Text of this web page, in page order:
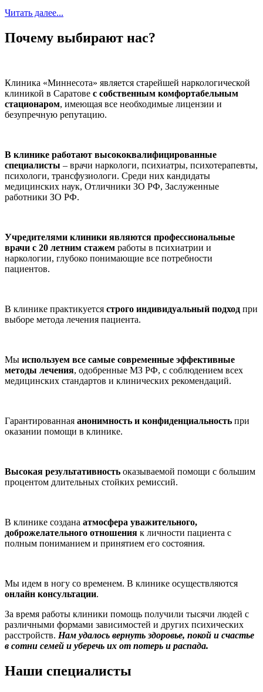
Читать далее...
Почему выбирают нас?
Клиника «Миннесота» является старейшей наркологической
клиникой в Саратове с собственным комфортабельным
стационаром, имеющая все необходимые лицензии и
безупречную репутацию.
В клинике работают высококвалифицированные
специалисты – врачи наркологи, психиатры, психотерапевты,
психологи, трансфузиологи. Среди них кандидаты
медицинских наук, Отличники ЗО РФ, Заслуженные
работники ЗО РФ.
Учредителями клиники являются профессиональные
врачи с 20 летним стажем работы в психиатрии и
наркологии, глубоко понимающие все потребности
пациентов.
В клинике практикуется строго индивидуальный подход при
выборе метода лечения пациента.
Мы используем все самые современные эффективные
методы лечения, одобренные МЗ РФ, с соблюдением всех
медицинских стандартов и клинических рекомендаций.
Гарантированная анонимность и конфиденциальность при
оказании помощи в клинике.
Высокая результативность оказываемой помощи с большим
процентом длительных стойких ремиссий.
В клинике создана атмосфера уважительного,
доброжелательного отношения к личности пациента с
полным пониманием и принятием его состояния.
Мы идем в ногу со временем. В клинике осуществляются
онлайн консультации.
За время работы клиники помощь получили тысячи людей с
различными формами зависимостей и других психических
расстройств. Нам удалось вернуть здоровье, покой и счастье
в сотни семей и уберечь их от потерь и распада.
Наши специалисты